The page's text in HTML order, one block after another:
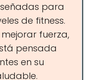
para
de fitness.
fuerza,
pensada
en su